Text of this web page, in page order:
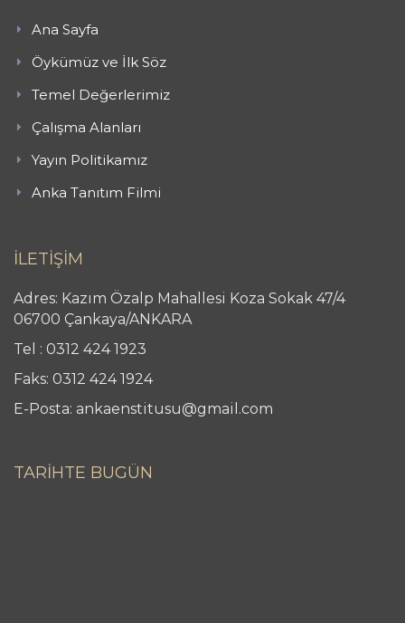
Ana Sayfa
Öykümüz ve İlk Söz
Temel Değerlerimiz
Çalışma Alanları
Yayın Politikamız
Anka Tanıtım Filmi
İLETİŞİM
Adres: Kazım Özalp Mahallesi Koza Sokak 47/4
06700 Çankaya/ANKARA
Tel : 0312 424 1923
Faks: 0312 424 1924
E-Posta: ankaenstitusu@gmail.com
TARİHTE BUGÜN